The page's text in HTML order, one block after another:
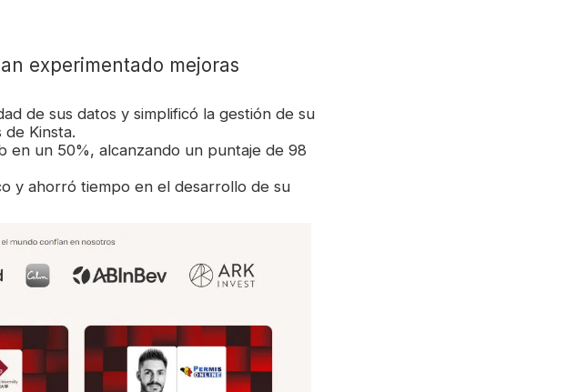
experimentado mejoras
de sus datos y simplificó la gestión de su
de Kinsta.
en un 50%, alcanzando un puntaje de 98
y ahorró tiempo en el desarrollo de su